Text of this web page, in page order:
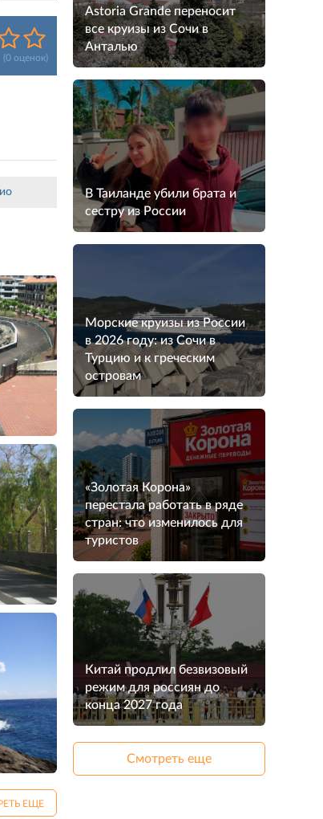
(0оценок)
ЕЩЕ
Astoria Grande переносит
все круизы из Сочи в
Анталью
В Таиланде убили брата и
сестру из России
Морские круизы из России
в 2026 году: из Сочи в
Турцию и к греческим
островам
«Золотая Корона»
перестала работать в ряде
стран: что изменилось для
туристов
Китай продлил безвизовый
режим для россиян до
конца 2027 года
Смотреть еще